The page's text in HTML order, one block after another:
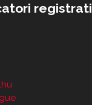
registrati